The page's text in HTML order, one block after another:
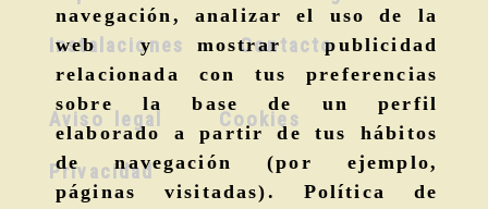
navegación, analizar el uso de la
web y mostrar publicidad
relacionada con tus preferencias
sobre la base de un perfil
elaborado a partir de tus hábitos
de navegación (por ejemplo,
páginas visitadas). Política de
Instalaciones Contacto
Aviso legal Cookies
Privacidad